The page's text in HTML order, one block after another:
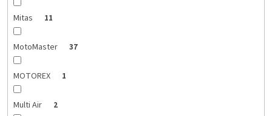
Mitas 11
MotoMaster 37
MOTOREX 1
Multi Air 2